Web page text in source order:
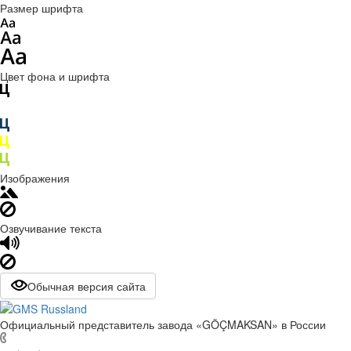
Размер шрифта
Цвет фона и шрифта
Изображения
Озвучивание текста
Обычная версия сайта
Официальный представитель завода «GÖÇMAKSAN» в России